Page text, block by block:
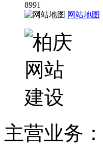
8991
网站地图
主营业务：